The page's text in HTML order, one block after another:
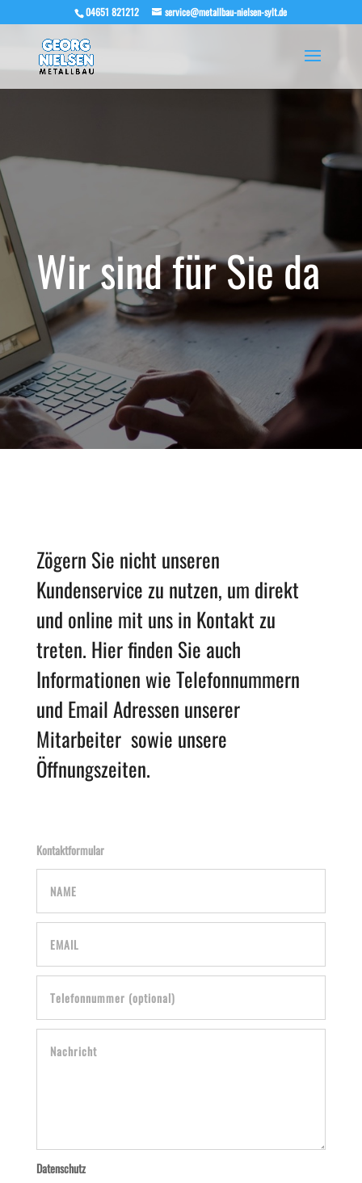
04651 821212 service@metallbau-nielsen-sylt.de
Wir sind für Sie da
Zögern Sie nicht unseren
Kundenservice zu nutzen, um direkt
und online mit uns in Kontakt zu
treten. Hier finden Sie auch
Informationen wie Telefonnummern
und Email Adressen unserer
Mitarbeiter sowie unsere
Öffnungszeiten.
Kontaktformular
Datenschutz